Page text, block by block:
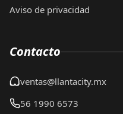
Aviso de privacidad
Contacto
ventas@llantacity.mx
56 1990 6573